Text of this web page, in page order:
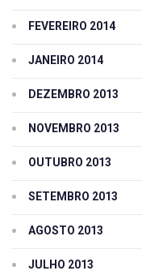
FEVEREIRO 2014
JANEIRO 2014
DEZEMBRO 2013
NOVEMBRO 2013
OUTUBRO 2013
SETEMBRO 2013
AGOSTO 2013
JULHO 2013